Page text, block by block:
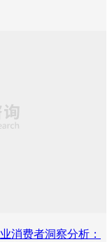
消费者洞察分析：